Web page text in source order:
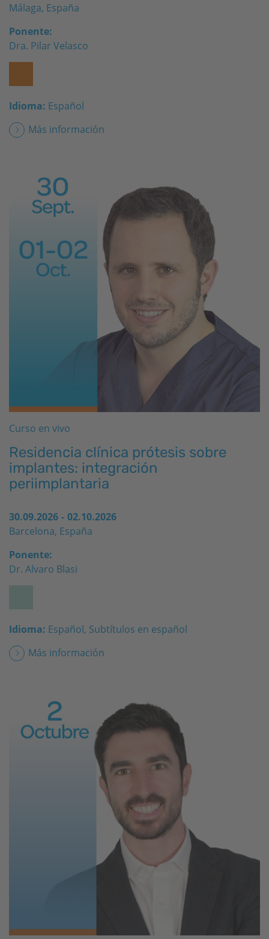
Málaga, España
Ponente:
Dra. Pilar Velasco
Idioma: Español
Más información
Curso en vivo
Residencia clínica prótesis sobre
implantes: integración
periimplantaria
30.09.2026 - 02.10.2026
Barcelona, España
Ponente:
Dr. Alvaro Blasi
Idioma: Español, Subtítulos en español
Más información